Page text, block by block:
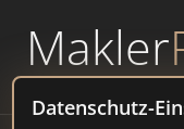
Makler
powered by
Datenschutz-